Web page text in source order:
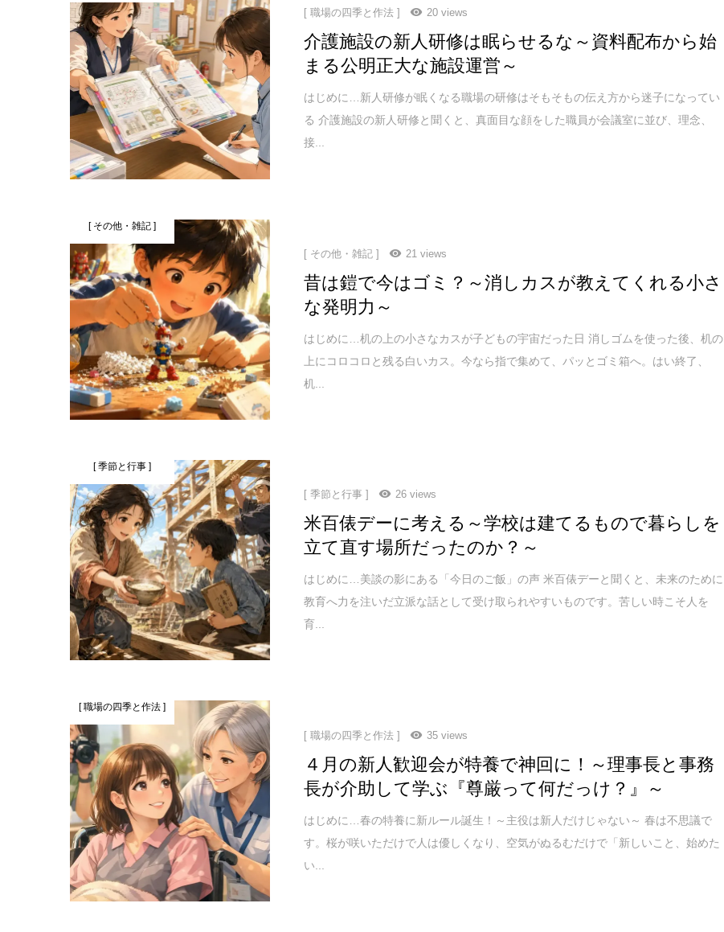
[ 職場の四季と作法 ] 20 views
介護施設の新人研修は眠らせるな～資料配布から始
まる公明正大な施設運営～
はじめに…新人研修が眠くなる職場の研修はそもそもの伝え方から迷子になってい
る 介護施設の新人研修と聞くと、真面目な顔をした職員が会議室に並び、理念、
接...
[ その他・雑記 ]
[ その他・雑記 ] 21 views
昔は鎧で今はゴミ？～消しカスが教えてくれる小さ
な発明力～
はじめに…机の上の小さなカスが子どもの宇宙だった日 消しゴムを使った後、机の
上にコロコロと残る白いカス。今なら指で集めて、パッとゴミ箱へ。はい終了、
机...
[ 季節と行事 ]
[ 季節と行事 ] 26 views
米百俵デーに考える～学校は建てるもので暮らしを
立て直す場所だったのか？～
はじめに…美談の影にある「今日のご飯」の声 米百俵デーと聞くと、未来のために
教育へ力を注いだ立派な話として受け取られやすいものです。苦しい時こそ人を
育...
[ 職場の四季と作法 ]
[ 職場の四季と作法 ] 35 views
４月の新人歓迎会が特養で神回に！～理事長と事務
長が介助して学ぶ『尊厳って何だっけ？』～
はじめに…春の特養に新ルール誕生！～主役は新人だけじゃない～ 春は不思議で
す。桜が咲いただけで人は優しくなり、空気がぬるむだけで「新しいこと、始めた
い...